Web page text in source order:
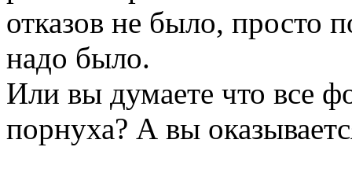
отказов не было, просто
надо было.
Или вы думаете что все
порнуха? А вы